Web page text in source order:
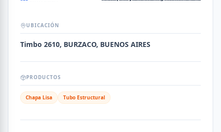
UBICACIÓN
Timbo 2610, BURZACO, BUENOS AIRES
PRODUCTOS
Chapa Lisa Tubo Estructural